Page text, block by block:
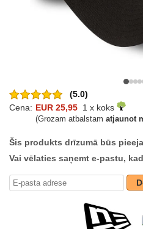
(5.0)
Cena: EUR 25,95 1 x koks
(Grozam atbalstam atjaunot
Šis produkts drīzumā būs
Vai vēlaties saņemt e-pastu,